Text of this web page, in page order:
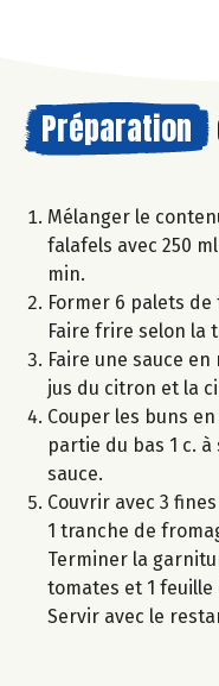
Préparation
Mélanger le
falafels avec 250
min.
Former 6 palets de
Faire frire selon la
Faire une sauce
jus du citron et la
Couper les buns
partie du bas 1 c.
sauce.
Couvrir avec 3
1 tranche de
Terminer la
tomates et 1 feuille
Servir avec le